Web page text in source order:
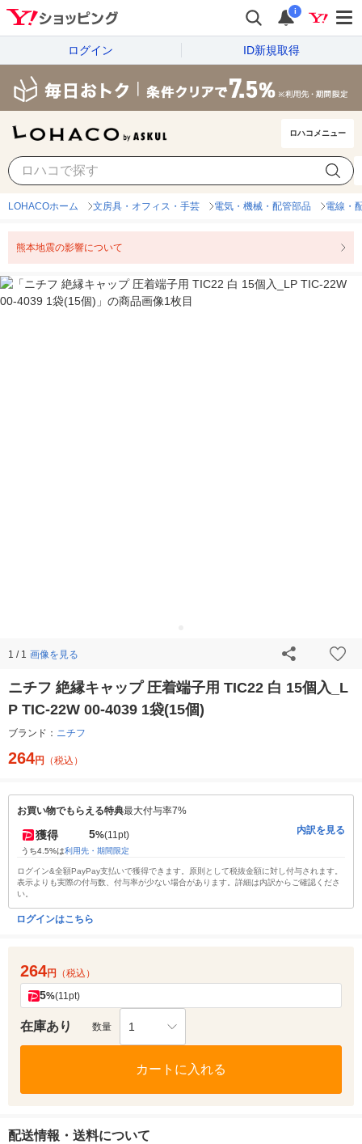
i
ログイン ID新規取得
ロハコメニュー
LOHACOホーム 文房具・オフィス・手芸 電気・機械・配管部品 電線・
熊本地震の影響について
1 / 1 画像を見る
ニチフ 絶縁キャップ 圧着端子用 TIC22 白 15個入_L
P TIC-22W 00-4039 1袋(15個)
ブランド： ニチフ
264円 （税込）
お買い物でもらえる特典最大付与率7%
獲得 5%(11pt)
うち4.5%は利用先・期間限定
内訳を見る
ログイン&全額PayPay支払いで獲得できます。原則として税抜金額に対し付与されます。
表示よりも実際の付与数、付与率が少ない場合があります。詳細は内訳からご確認くださ
い。
ログインはこちら
264円 （税込）
5%(11pt)
在庫あり 数量 1
カートに入れる
配送情報・送料について